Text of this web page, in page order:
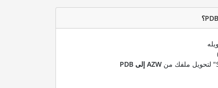
AZW إلى PDB